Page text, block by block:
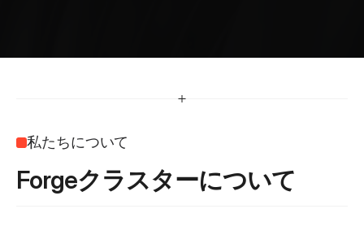
私たちについて
Forgeクラスターについて